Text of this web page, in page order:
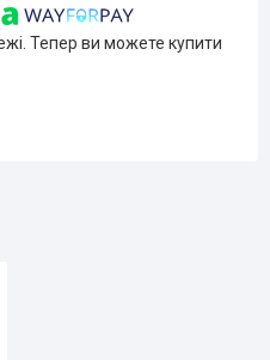
Тепер ви можете купити